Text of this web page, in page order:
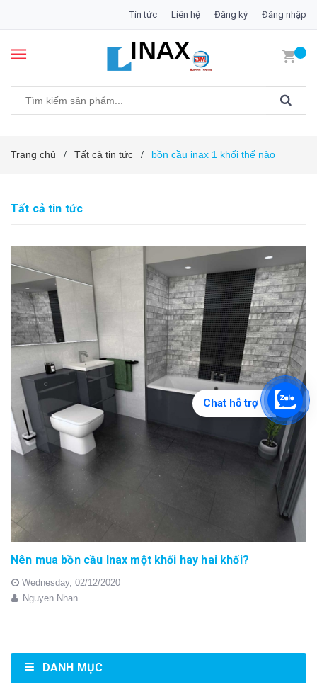
Tin tức Liên hệ Đăng ký Đăng nhập
Trang chủ / Tất cả tin tức / bồn cầu inax 1 khối thế nào
Tất cả tin tức
Nên mua bồn cầu Inax một khối hay hai khối?
Wednesday, 02/12/2020
Nguyen Nhan
DANH MỤC
Chat hỗ trợ